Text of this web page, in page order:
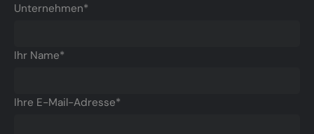
Unternehmen*
Ihr Name*
Ihre E-Mail-Adresse*